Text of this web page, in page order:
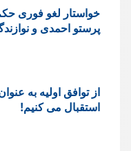
خواستار لغو فوری
پرستو احمدی و
از توافق اولیه به
استقبال می کنیم!